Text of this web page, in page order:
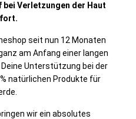
Verletzungen der Haut
seit nun 12 Monaten
am Anfang einer langen
Unterstützung bei der
natürlichen Produkte für
wir ein absolutes